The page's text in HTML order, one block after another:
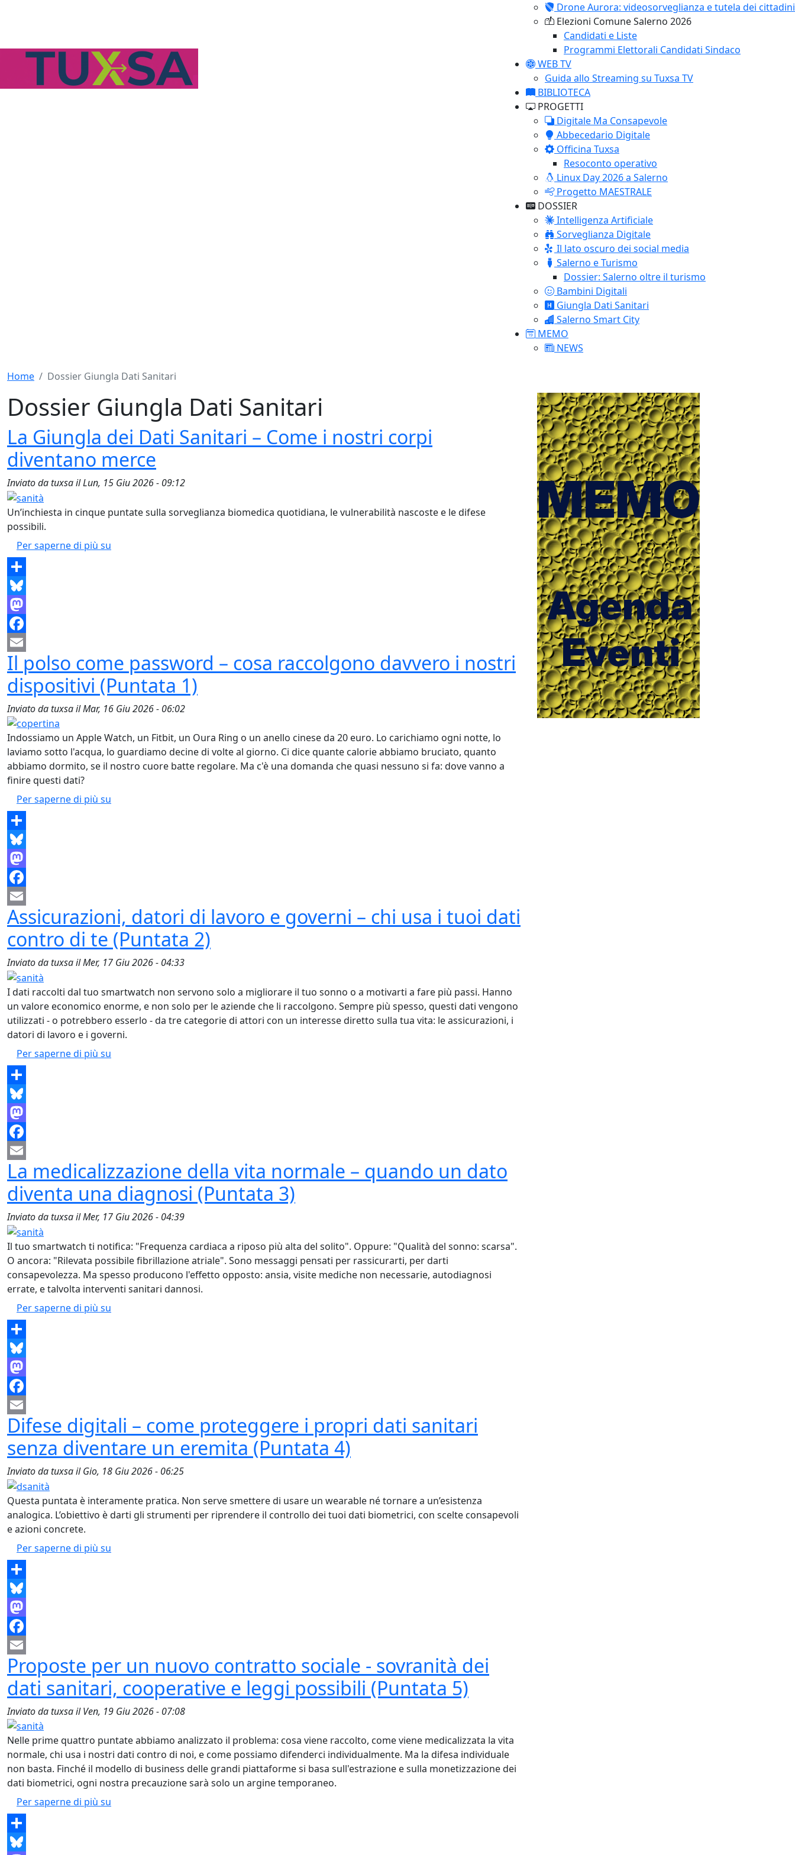
Drone Aurora: videosorveglianza e tutela dei cittadini
Elezioni Comune Salerno 2026
Candidati e Liste
Programmi Elettorali Candidati Sindaco
WEB TV
Guida allo Streaming su Tuxsa TV
BIBLIOTECA
PROGETTI
Digitale Ma Consapevole
Abbecedario Digitale
Officina Tuxsa
Resoconto operativo
Linux Day 2026 a Salerno
Progetto MAESTRALE
DOSSIER
Intelligenza Artificiale
Sorveglianza Digitale
Il lato oscuro dei social media
Salerno e Turismo
Dossier: Salerno oltre il turismo
Bambini Digitali
Giungla Dati Sanitari
Salerno Smart City
MEMO
NEWS
Home Dossier Giungla Dati Sanitari
Dossier Giungla Dati Sanitari
La Giungla dei Dati Sanitari – Come i nostri corpi
diventano merce
Inviato datuxsailLun, 15 Giu 2026 - 09:12
Un’inchiesta in cinque puntate sulla sorveglianza biomedica quotidiana, le vulnerabilità nascoste e le difese
possibili.
Per saperne di più su
Share
Bluesky
Mastodon
Facebook
Email
Il polso come password – cosa raccolgono davvero i nostri
dispositivi (Puntata 1)
Inviato datuxsailMar, 16 Giu 2026 - 06:02
Indossiamo un Apple Watch, un Fitbit, un Oura Ring o un anello cinese da 20 euro. Lo carichiamo ogni notte, lo
laviamo sotto l'acqua, lo guardiamo decine di volte al giorno. Ci dice quante calorie abbiamo bruciato, quanto
abbiamo dormito, se il nostro cuore batte regolare. Ma c'è una domanda che quasi nessuno si fa: dove vanno a
finire questi dati?
Per saperne di più su
Share
Bluesky
Mastodon
Facebook
Email
Assicurazioni, datori di lavoro e governi – chi usa i tuoi dati
contro di te (Puntata 2)
Inviato datuxsailMer, 17 Giu 2026 - 04:33
I dati raccolti dal tuo smartwatch non servono solo a migliorare il tuo sonno o a motivarti a fare più passi. Hanno
un valore economico enorme, e non solo per le aziende che li raccolgono. Sempre più spesso, questi dati vengono
utilizzati - o potrebbero esserlo - da tre categorie di attori con un interesse diretto sulla tua vita: le assicurazioni, i
datori di lavoro e i governi.
Per saperne di più su
Share
Bluesky
Mastodon
Facebook
Email
La medicalizzazione della vita normale – quando un dato
diventa una diagnosi (Puntata 3)
Inviato datuxsailMer, 17 Giu 2026 - 04:39
Il tuo smartwatch ti notifica: "Frequenza cardiaca a riposo più alta del solito". Oppure: "Qualità del sonno: scarsa".
O ancora: "Rilevata possibile fibrillazione atriale". Sono messaggi pensati per rassicurarti, per darti
consapevolezza. Ma spesso producono l'effetto opposto: ansia, visite mediche non necessarie, autodiagnosi
errate, e talvolta interventi sanitari dannosi.
Per saperne di più su
Share
Bluesky
Mastodon
Facebook
Email
Difese digitali – come proteggere i propri dati sanitari
senza diventare un eremita (Puntata 4)
Inviato datuxsailGio, 18 Giu 2026 - 06:25
Questa puntata è interamente pratica. Non serve smettere di usare un wearable né tornare a un’esistenza
analogica. L’obiettivo è darti gli strumenti per riprendere il controllo dei tuoi dati biometrici, con scelte consapevoli
e azioni concrete.
Per saperne di più su
Share
Bluesky
Mastodon
Facebook
Email
Proposte per un nuovo contratto sociale - sovranità dei
dati sanitari, cooperative e leggi possibili (Puntata 5)
Inviato datuxsailVen, 19 Giu 2026 - 07:08
Nelle prime quattro puntate abbiamo analizzato il problema: cosa viene raccolto, come viene medicalizzata la vita
normale, chi usa i nostri dati contro di noi, e come possiamo difenderci individualmente. Ma la difesa individuale
non basta. Finché il modello di business delle grandi piattaforme si basa sull'estrazione e sulla monetizzazione dei
dati biometrici, ogni nostra precauzione sarà solo un argine temporaneo.
Per saperne di più su
Share